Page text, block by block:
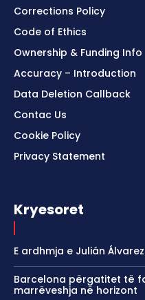
Corrections Policy
Code of Ethics
Ownership & Funding Info
Accuracy – Introduction
Data Deletion Callback
Contac Us
Cookie Policy
Privacy Statement
Kryesoret
E ardhmja e Julián
Barcelona përgatitet të
marrëveshja në horizont